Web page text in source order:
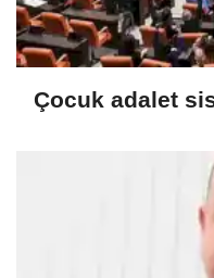
Çocuk adalet